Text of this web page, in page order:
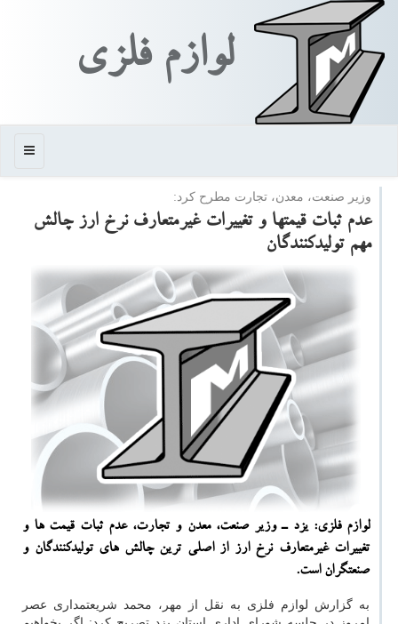
لوازم فلزی
منو
وزیر صنعت، معدن، تجارت مطرح كرد:
عدم ثبات قیمتها و تغییرات غیرمتعارف نرخ ارز چالش
مهم تولیدكنندگان
لوازم فلزی: یزد ـ وزیر صنعت، معدن و تجارت، عدم ثبات قیمت ها و
تغییرات غیرمتعارف نرخ ارز از اصلی ترین چالش های تولیدكنندگان و
صنعتگران است.
به گزارش لوازم فلزی به نقل از مهر، محمد شریعتمداری عصر